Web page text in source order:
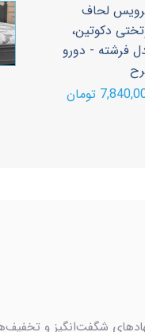
لحاف
دکوتین،
فرشته - دورو
تومان
شگفت‌انگیز و